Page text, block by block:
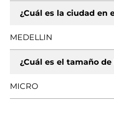
¿Cuál es la ciudad en
MEDELLIN
¿Cuál es el tamaño
MICRO